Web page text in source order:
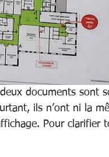
documents sont
ils n’ont ni la
Pour